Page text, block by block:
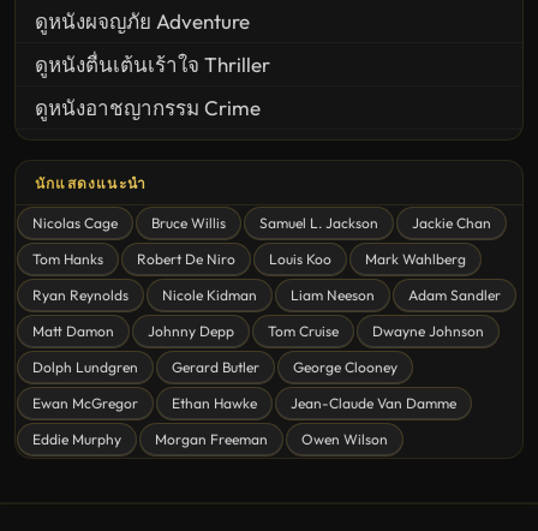
ดูหนังผจญภัย Adventure
ดูหนังตื่นเต้นเร้าใจ Thriller
ดูหนังอาชญากรรม Crime
ดูหนังสยองขวัญ Horror
ดูหนังโรแมนติก Romance
หนังชีวิต
ดูหนังแฟนตาซี Fantasy
ดูหนังลึกลับ Mystery
ดูหนังอนิเมชั่น Animation
ดูหนังไซไฟ Sci-Fi
นักแสดงแนะนำ
Nicolas Cage Bruce Willis Samuel L. Jackson
Jackie Chan
Tom Hanks
Robert De Niro Louis Koo
Mark Wahlberg
Ryan Reynolds
Nicole Kidman Liam Neeson
Adam Sandler
Matt Damon
Johnny Depp Tom Cruise
Dwayne Johnson
Dolph Lundgren
Gerard Butler
George Clooney
Ewan McGregor
Ethan Hawke
Jean-Claude Van Damme
Eddie Murphy
Morgan Freeman Owen Wilson